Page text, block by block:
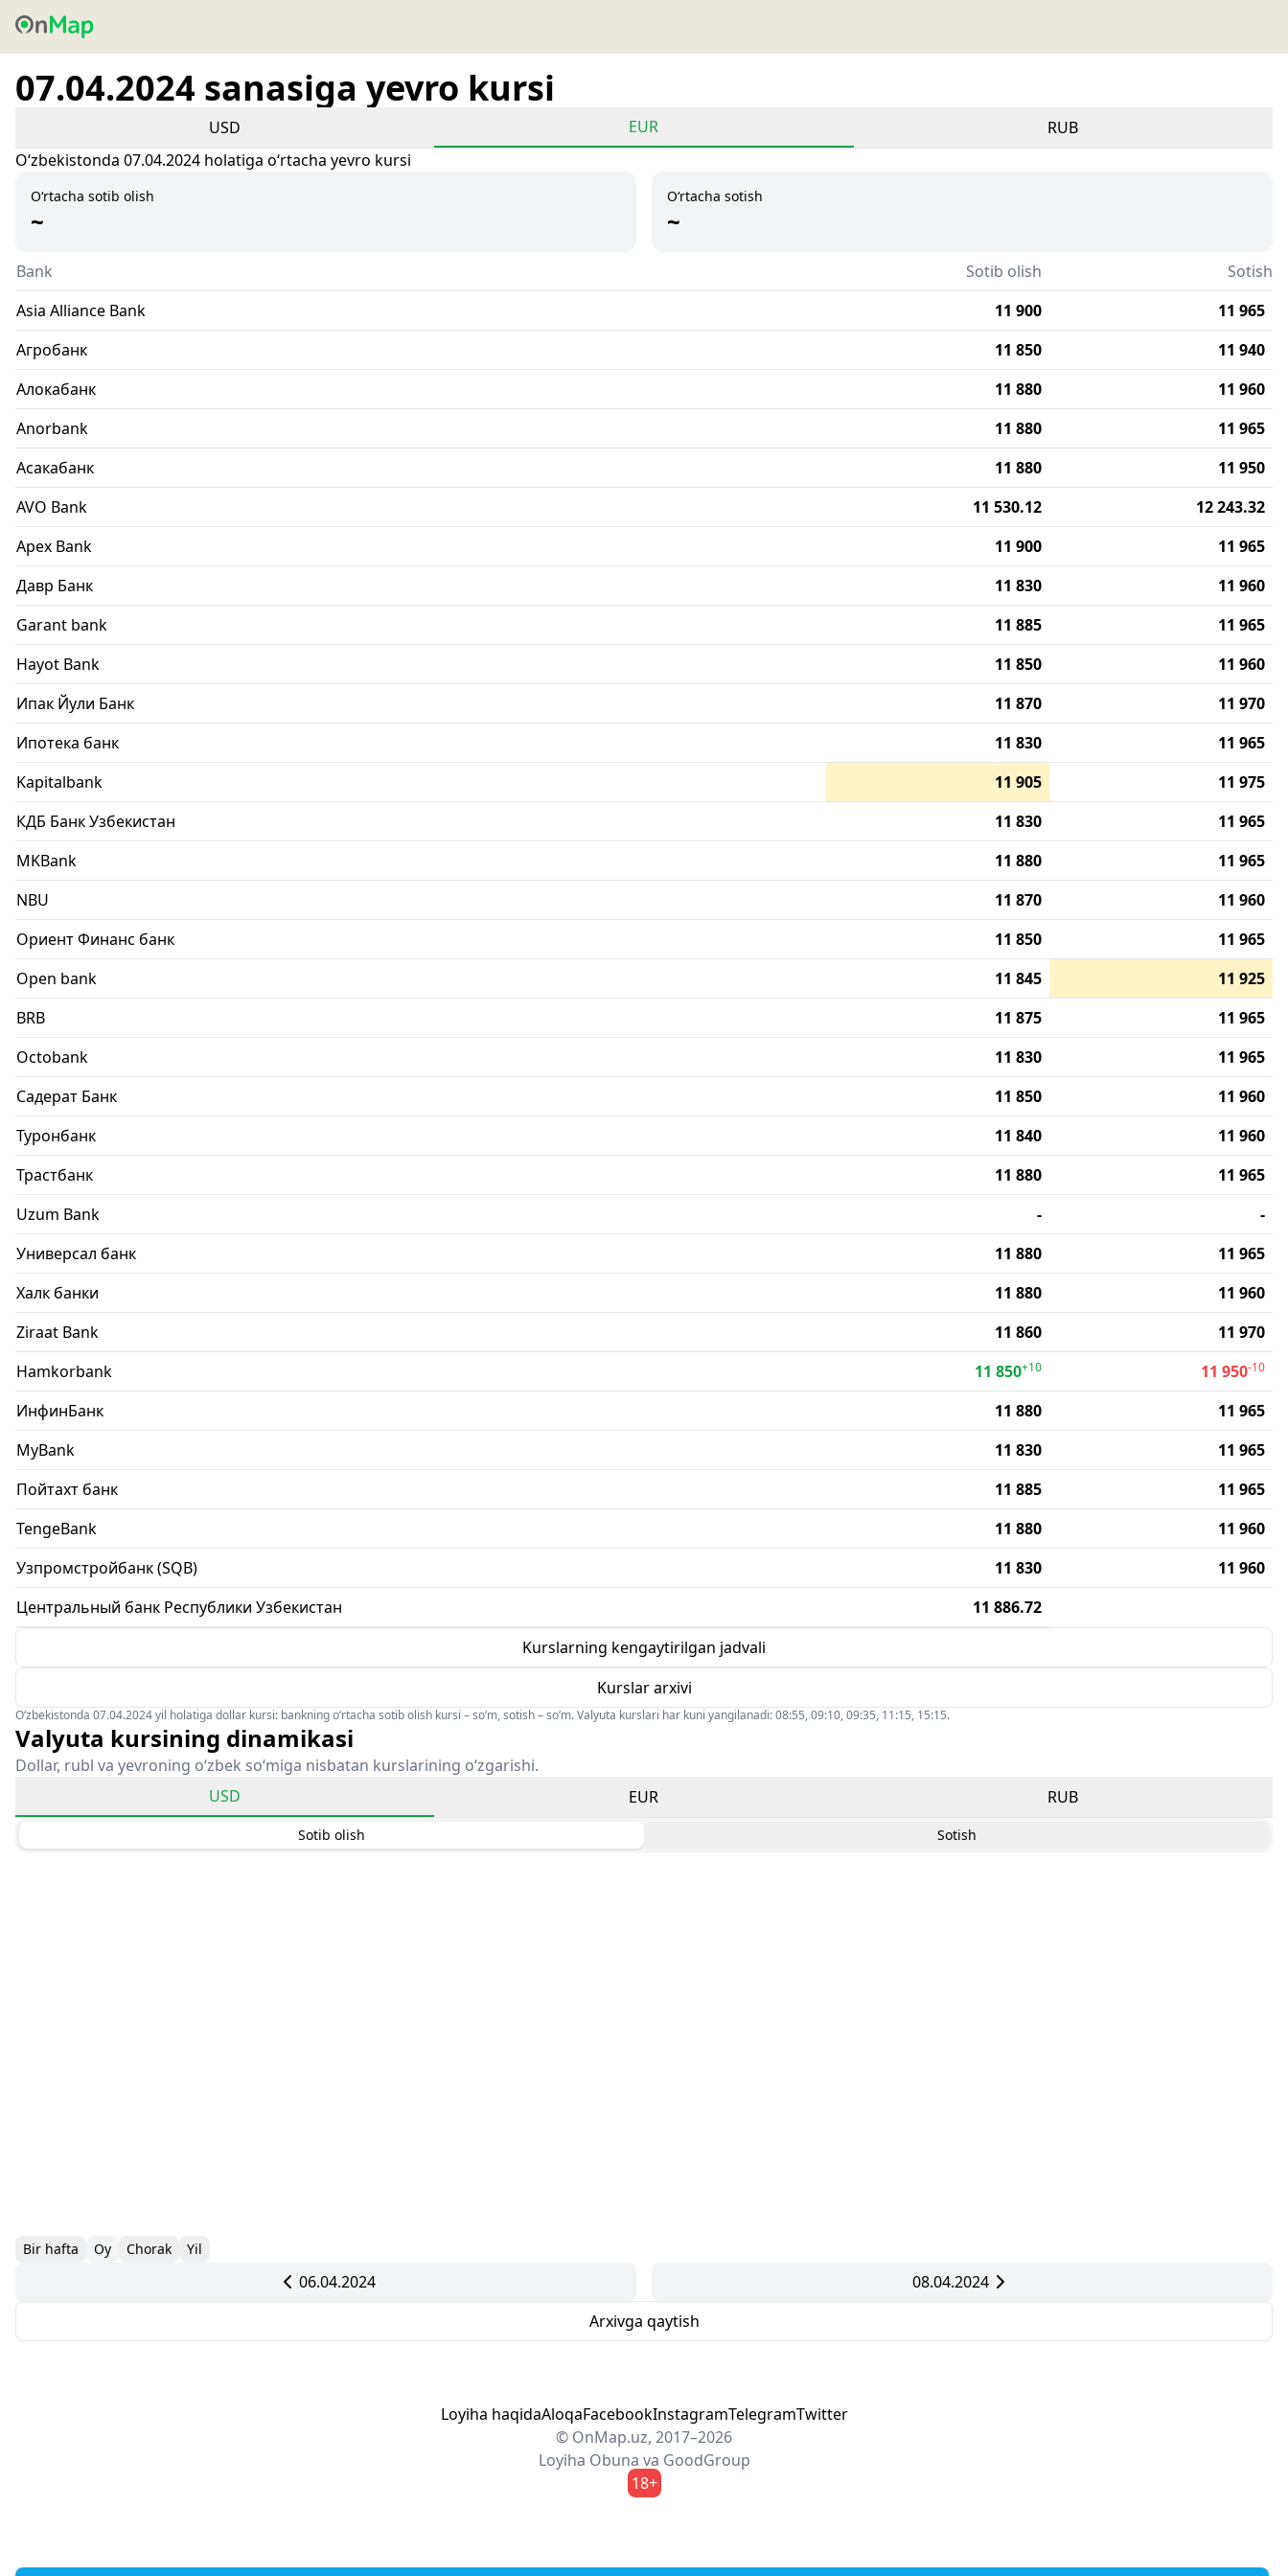
07.04.2024 sanasiga yevro kursi
USD EUR
RUB
Oʻzbekistonda 07.04.2024 holatiga oʻrtacha yevro kursi
O‘rtacha sotib olish
~
O‘rtacha sotish
~
Bank Sotib olish
Sotish
Asia Alliance Bank
11 900
11 965
Агробанк
11 850
11 940
Алокабанк
11 880
11 960
Anorbank
11 880
11 965
Асакабанк
11 880
11 950
AVO Bank
11 530.12
12 243.32
Apex Bank
11 900
11 965
Давр Банк
11 830
11 960
Garant bank
11 885
11 965
Hayot Bank
11 850
11 960
Ипак Йули Банк
11 870
11 970
Ипотека банк
11 830
11 965
Kapitalbank
11 905
11 975
КДБ Банк Узбекистан
11 830
11 965
MKBank
11 880
11 965
NBU
11 870
11 960
Ориент Финанс банк
11 850
11 965
Open bank
11 845
11 925
BRB
11 875
11 965
Octobank
11 830
11 965
Садерат Банк
11 850
11 960
Туронбанк
11 840
11 960
Трастбанк
11 880
11 965
Uzum Bank
-
-
Универсал банк
11 880
11 965
Халк банки
11 880
11 960
Ziraat Bank
11 860
11 970
Hamkorbank
11 850+10 11 950-10
ИнфинБанк 11 880
11 965
MyBank
11 830
11 965
Пойтахт банк
11 885
11 965
TengeBank
11 880
11 960
Узпромстройбанк (SQB)
11 830
11 960
Центральный банк Республики Узбекистан
11 886.72
Kurslarning kengaytirilgan jadvali
Kurslar arxivi
O‘zbekistonda 07.04.2024 yil holatiga dollar kursi: bankning o‘rtacha sotib olish kursi – so‘m, sotish – so‘m. Valyuta kurslari har kuni yangilanadi: 08:55, 09:10, 09:35, 11:15, 15:15.
Valyuta kursining dinamikasi
Dollar, rubl va yevroning o‘zbek so‘miga nisbatan kurslarining o‘zgarishi.
USD
EUR RUB
Sotib olish Sotish
Bir hafta Oy Chorak Yil
06.04.2024
08.04.2024
Arxivga qaytish
Loyiha haqidaAloqaFacebookInstagramTelegramTwitter
© OnMap.uz, 2017–2026
Loyiha Obuna va GoodGroup
18+